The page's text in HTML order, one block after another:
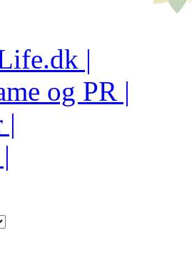
|
og PR |
|